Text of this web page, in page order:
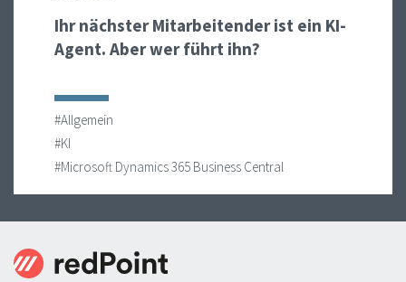
Ihr nächster Mitarbeitender ist ein KI-
Agent. Aber wer führt ihn?
#Allgemein
#KI
#Microsoft Dynamics 365 Business Central